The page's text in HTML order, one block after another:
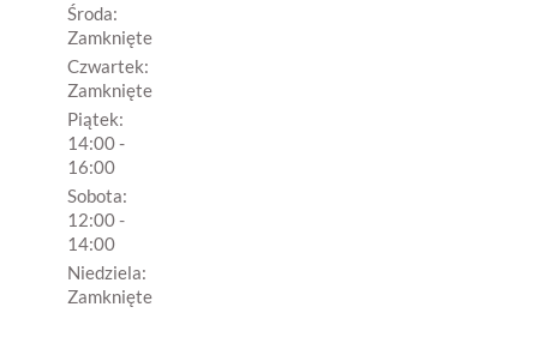
Środa:
Zamknięte
Czwartek:
Zamknięte
Piątek:
14:00 -
16:00
Sobota:
12:00 -
14:00
Niedziela:
Zamknięte